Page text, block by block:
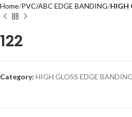
Home PVC/ABC EDGE BANDING HIGH
122
Category: HIGH GLOSS EDGE